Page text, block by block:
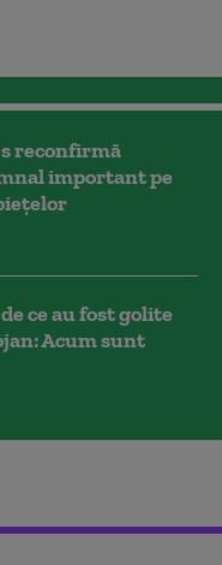
reconfirmă
important pe
ce au fost golite
Acum sunt